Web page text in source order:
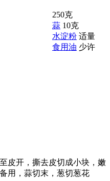
250克
蒜 10克
水淀粉 适量
食用油 少许
皮开，撕去皮切成小块，嫩
用，蒜切末，葱切葱花